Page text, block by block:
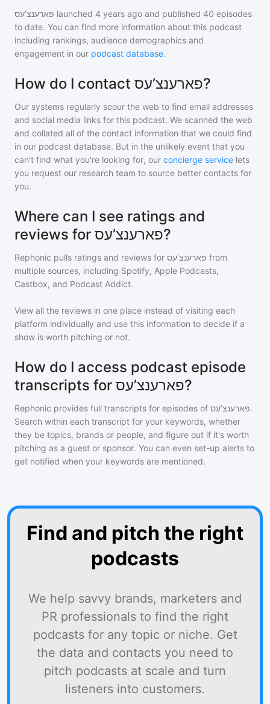
פארענצ’עס launched 4 years ago and published 40 episodes
to date. You can find more information about this podcast
including rankings, audience demographics and
engagement in our podcast database.
How do I contact פארענצ’עס?
Our systems regularly scour the web to find email addresses
and social media links for this podcast. We scanned the web
and collated all of the contact information that we could find
in our podcast database. But in the unlikely event that you
can't find what you're looking for, our concierge service lets
you request our research team to source better contacts for
you.
Where can I see ratings and
reviews for פארענצ’עס?
Rephonic pulls ratings and reviews for פארענצ’עס from
multiple sources, including Spotify, Apple Podcasts,
Castbox, and Podcast Addict.
View all the reviews in one place instead of visiting each
platform individually and use this information to decide if a
show is worth pitching or not.
How do I access podcast episode
transcripts for פארענצ’עס?
Rephonic provides full transcripts for episodes of פארענצ’עס.
Search within each transcript for your keywords, whether
they be topics, brands or people, and figure out if it's worth
pitching as a guest or sponsor. You can even set-up alerts to
get notified when your keywords are mentioned.
Find and pitch the right
podcasts
We help savvy brands, marketers and
PR professionals to find the right
podcasts for any topic or niche. Get
the data and contacts you need to
pitch podcasts at scale and turn
listeners into customers.